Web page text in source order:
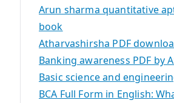
Arun sharma quantitative
book
Atharvashirsha PDF
Banking awareness PDF by
Basic science and
BCA Full Form in English: